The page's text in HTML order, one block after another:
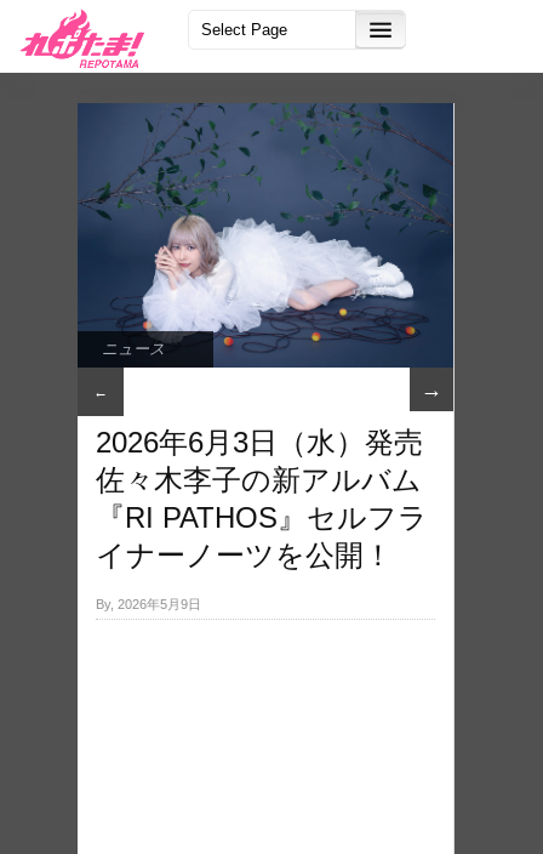
ニュース
← →
2026年6月3日（水）発売
佐々木李子の新アルバム
『RI PATHOS』セルフラ
イナーノーツを公開！
By, 2026年5月9日